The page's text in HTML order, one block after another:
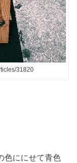
31820
色ににせて青色